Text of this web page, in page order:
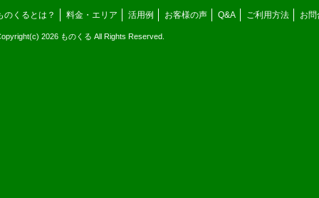
のくるとは？ 料金・エリア 活用例 お客様の声 Q&A ご利用方法 お問
2026 ものくる All Rights Reserved.